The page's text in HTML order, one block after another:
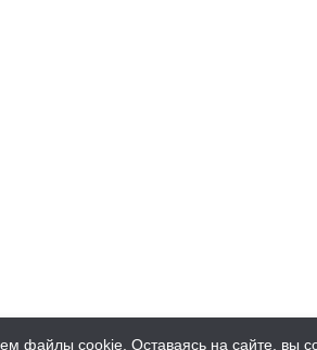
файлы cookie. Оставаясь на сайте, вы